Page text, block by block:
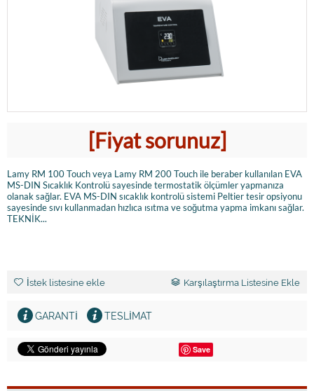
[Fiyat sorunuz]
Lamy RM 100 Touch veya Lamy RM 200 Touch ile beraber kullanılan EVA
MS-DIN Sıcaklık Kontrolü sayesinde termostatik ölçümler yapmanıza
olanak sağlar. EVA MS-DIN sıcaklık kontrolü sistemi Peltier tesir opsiyonu
sayesinde sıvı kullanmadan hızlıca ısıtma ve soğutma yapma imkanı sağlar.
TEKNİK...
İstek listesine ekle Karşılaştırma Listesine Ekle
GARANTI TESLİMAT
Save